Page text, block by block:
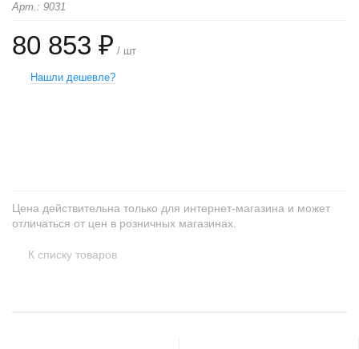
Арт.: 9031
80 853 ₽ / шт
Нашли дешевле?
Цена действительна только для интернет-магазина и может
отличаться от цен в розничных магазинах.
К списку товаров